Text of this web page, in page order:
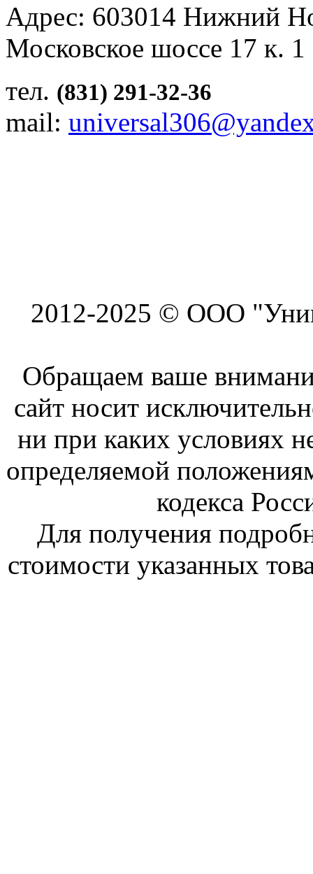
Адрес: 603014 Нижний
Московское шоссе 17 к.
тел. (831) 291-32-36
mail:
2012-2025 © ООО
Обращаем ваше
сайт носит
ни при каких условиях
определяемой
кодекса
Для получения
стоимости указанных